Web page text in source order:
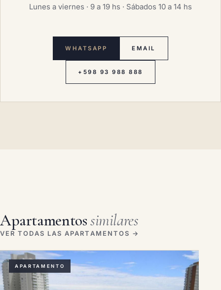
Lunes a viernes · 9 a 19 hs · Sábados 10 a 14 hs
WHATSAPP EMAIL
+598 93 988 888
Apartamentossimilares
VER TODAS LAS APARTAMENTOS →
APARTAMENTO